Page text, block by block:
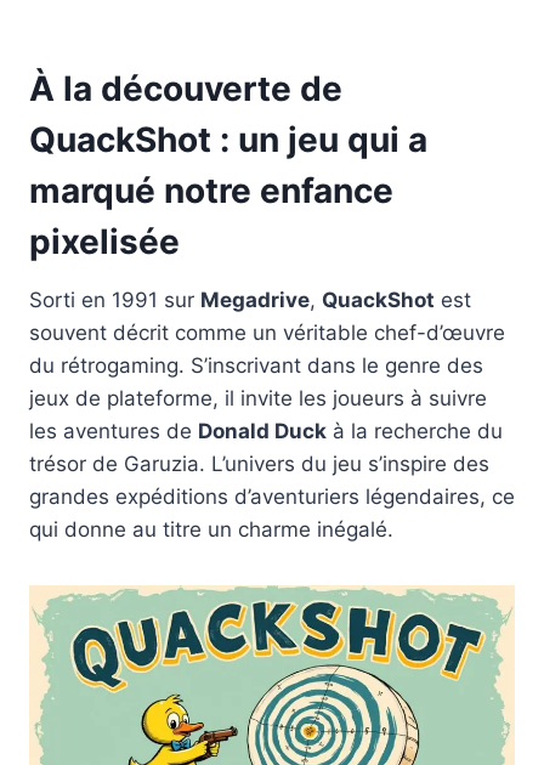
À la découverte de
QuackShot : un jeu qui a
marqué notre enfance
pixelisée
Sorti en 1991 sur Megadrive, QuackShot est
souvent décrit comme un véritable chef-d’œuvre
du rétrogaming. S’inscrivant dans le genre des
jeux de plateforme, il invite les joueurs à suivre
les aventures de Donald Duck à la recherche du
trésor de Garuzia. L’univers du jeu s’inspire des
grandes expéditions d’aventuriers légendaires, ce
qui donne au titre un charme inégalé.